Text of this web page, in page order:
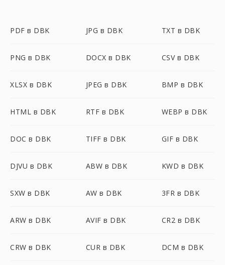
PDF в DBK JPG в DBK TXT в DBK
PNG в DBK DOCX в DBK CSV в DBK
XLSX в DBK JPEG в DBK BMP в DBK
HTML в DBK RTF в DBK WEBP в DBK
DOC в DBK TIFF в DBK GIF в DBK
DJVU в DBK ABW в DBK KWD в DBK
SXW в DBK AW в DBK 3FR в DBK
ARW в DBK AVIF в DBK CR2 в DBK
CRW в DBK CUR в DBK DCM в DBK